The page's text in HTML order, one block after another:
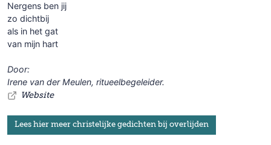
Nergens ben jij
zo dichtbij
als in het gat
van mijn hart
Door:
Irene van der Meulen, ritueelbegeleider.
Website
Lees hier meer christelijke gedichten bij overlijden